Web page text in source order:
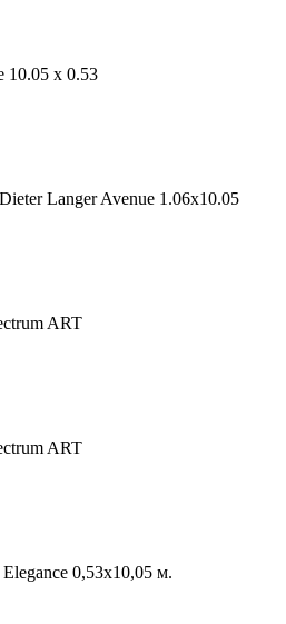
10.05 х 0.53
Langer Avenue 1.06x10.05
ART
ART
0,53x10,05 м.